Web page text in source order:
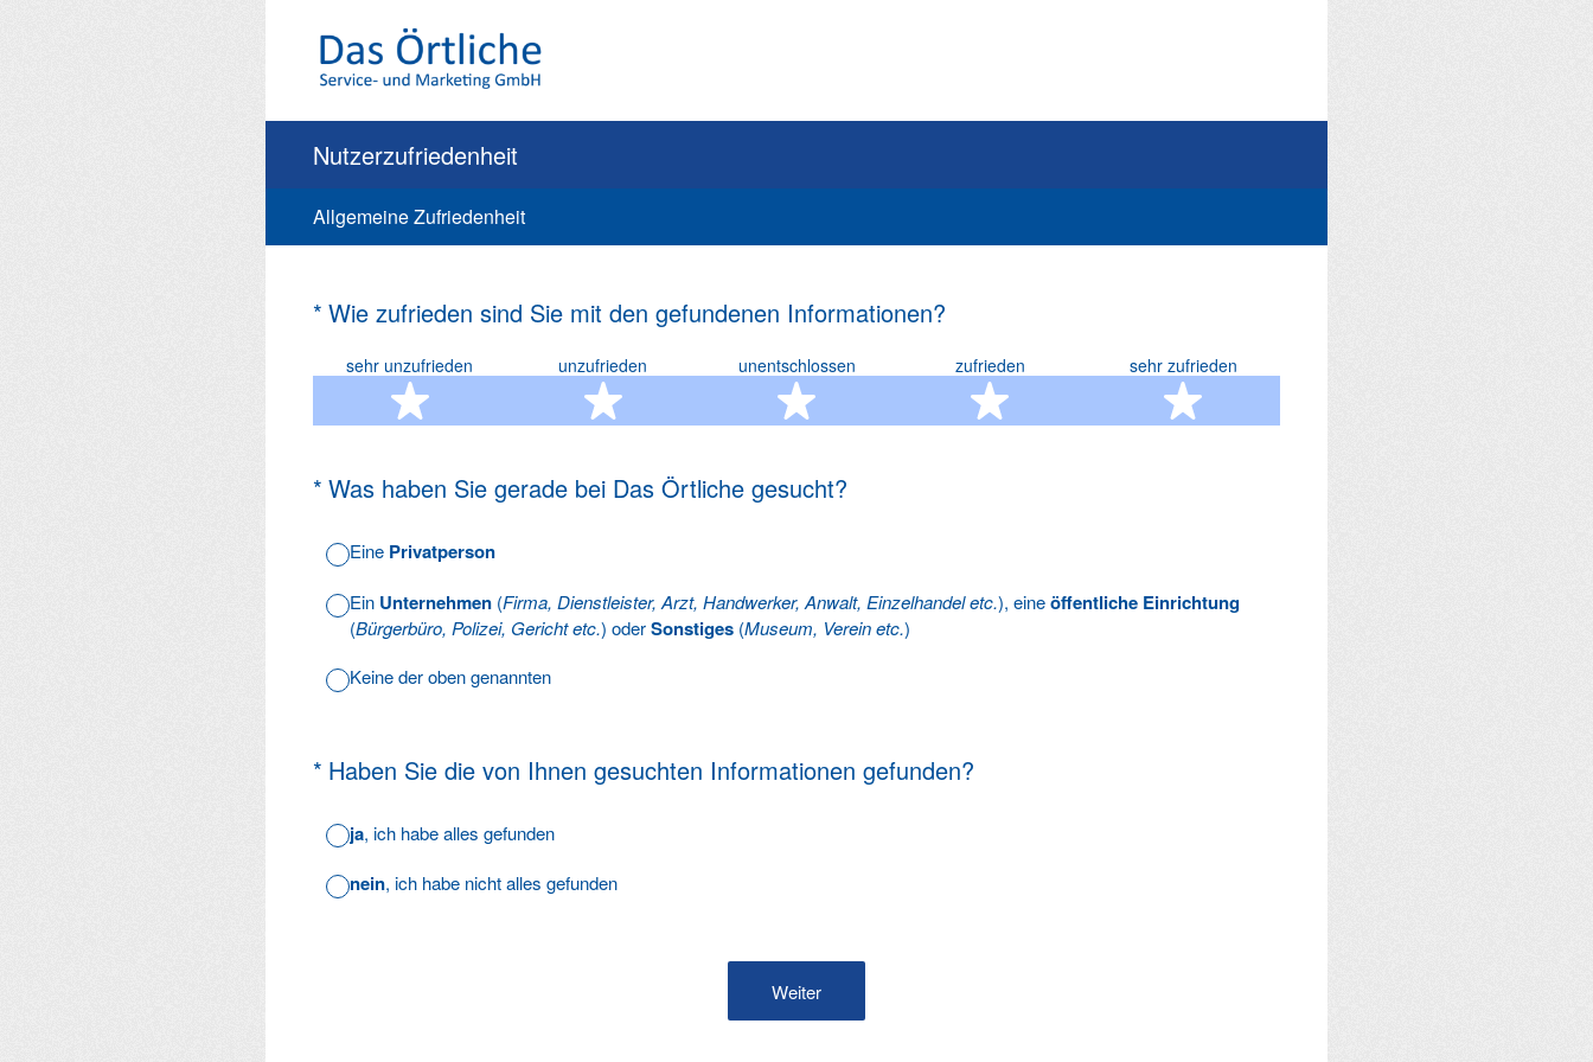
Nutzerzufriedenheit
Allgemeine Zufriedenheit
* Wie zufrieden sind Sie mit den gefundenen Informationen?
(Erforderlich.)
sehr unzufrieden
1 Stern
unzufrieden
2 Sterne
unentschlossen
3 Sterne
zufrieden
4 Sterne
sehr zufrieden
5 Sterne
* Was haben Sie gerade bei Das Örtliche gesucht?
(Erforderlich.)
Eine Privatperson
Ein Unternehmen (Firma, Dienstleister, Arzt, Handwerker, Anwalt, Einzelhandel etc.), eineöffentliche Einrichtung
(Bürgerbüro, Polizei, Gericht etc.) oderSonstiges (Museum, Verein etc.)
Keine der oben genannten
* Haben Sie die von Ihnen gesuchten Informationen gefunden?
(Erforderlich.)
ja, ich habe alles gefunden
nein, ich habe nicht alles gefunden
Weiter